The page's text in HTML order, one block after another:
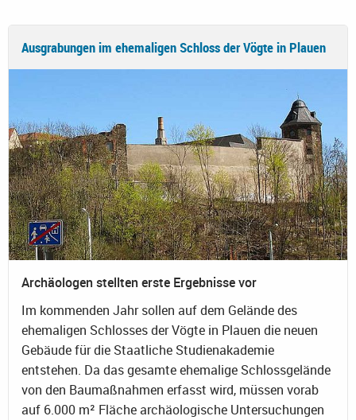
Ausgrabungen im ehemaligen Schloss der Vögte in Plauen
Archäologen stellten erste Ergebnisse vor
Im kommenden Jahr sollen auf dem Gelände des
ehemaligen Schlosses der Vögte in Plauen die neuen
Gebäude für die Staatliche Studienakademie
entstehen. Da das gesamte ehemalige Schlossgelände
von den Baumaßnahmen erfasst wird, müssen vorab
auf 6.000 m² Fläche archäologische Untersuchungen